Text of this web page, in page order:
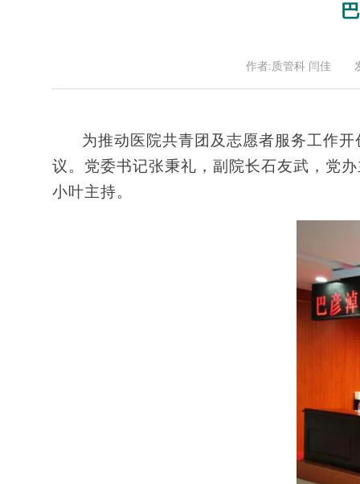
作者:质管科 闫佳
为推动医院共青团及志愿者服务工作
议。党委书记张秉礼，副院长石友武，党
小叶主持。